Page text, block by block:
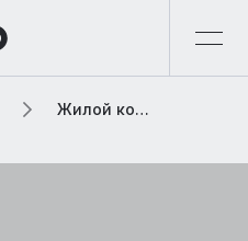
Жилой комплекс river residences (ривер резиденс)